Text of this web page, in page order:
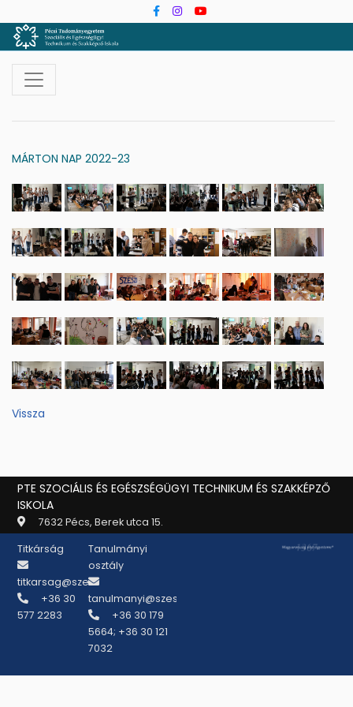
MÁRTON NAP 2022-23
Vissza
PTE SZOCIÁLIS ÉS EGÉSZSÉGÜGYI TECHNIKUM ÉS SZAKKÉPZŐ
ISKOLA
7632 Pécs, Berek utca 15.
Titkárság
titkarsag@szeszi.pte.hu
+36 30
577 2283
Tanulmányi
osztály
tanulmanyi@szeszi.pte.hu
+36 30 179
5664; +36 30 121
7032